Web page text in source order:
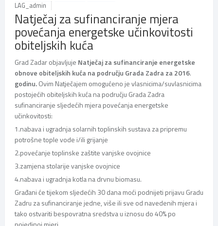
LAG_admin
Natječaj za sufinanciranje mjera
povećanja energetske učinkovitosti
obiteljskih kuća
Grad Zadar objavljuje Natječaj za sufinanciranje energetske
obnove obiteljskih kuća na području Grada Zadra za 2016.
godinu.Ovim Natječajem omogućeno je vlasnicima/suvlasnicima
postojećih obiteljskih kuća na području Grada Zadra
sufinanciranje sljedećih mjera povećanja energetske
učinkovitosti:
1.nabava i ugradnja solarnih toplinskih sustava za pripremu
potrošne tople vode i/ili grijanje
2.povećanje toplinske zaštite vanjske ovojnice
3.zamjena stolarije vanjske ovojnice
4.nabava i ugradnja kotla na drvnu biomasu.
Građani će tijekom sljedećih 30 dana moći podnijeti prijavu Gradu
Zadru za sufinanciranje jedne, više ili sve od navedenih mjera i
tako ostvariti bespovratna sredstva u iznosu do 40% po